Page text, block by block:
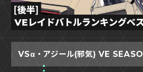
VSα・アジール(邪気) VE